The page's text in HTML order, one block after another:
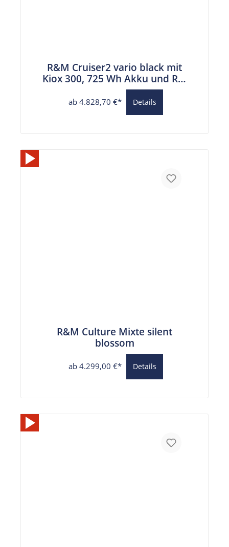
R&M Cruiser2 vario black mit
Kiox 300, 725 Wh Akku und RX-
ab 4.828,70 €* Details
R&M Culture Mixte silent
blossom
ab 4.299,00 €* Details